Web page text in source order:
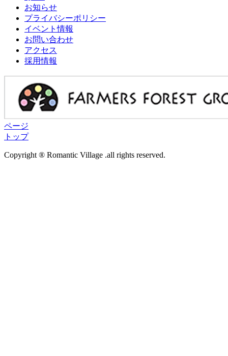
お知らせ
プライバシーポリシー
イベント情報
お問い合わせ
アクセス
採用情報
ページ
トップ
Copyright ® Romantic Village .all rights reserved.